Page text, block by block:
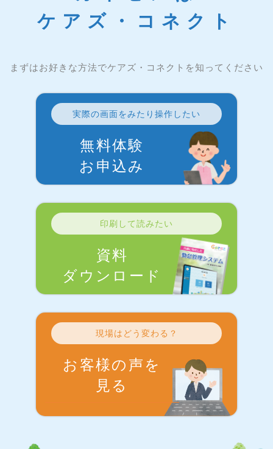
ケアズ・コネクト
まずはお好きな方法でケアズ・コネクトを知ってください
実際の画面をみたり操作したい
無料体験
お申込み
印刷して読みたい
資料
ダウンロード
現場はどう変わる？
お客様の声を
見る